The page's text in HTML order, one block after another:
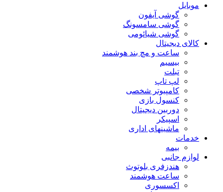
موبایل
گوشی آیفون
گوشی سامسونگ
گوشی شیائومی
کالای دیجیتال
ساعت و مچ بند هوشمند
بیسیم
تبلت
لپ تاپ
کامپیوتر شخصی
کنسول بازی
دوربین دیجیتال
اسپیکر
ماشینهای اداری
خدمات
بیمه
لوازم جانبی
هندزفری بلوتوث
ساعت هوشمند
اکسسوری